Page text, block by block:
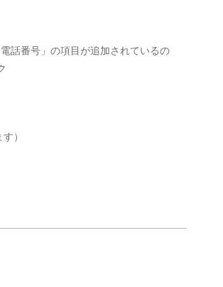
話番号」の項目が追加されているの
）